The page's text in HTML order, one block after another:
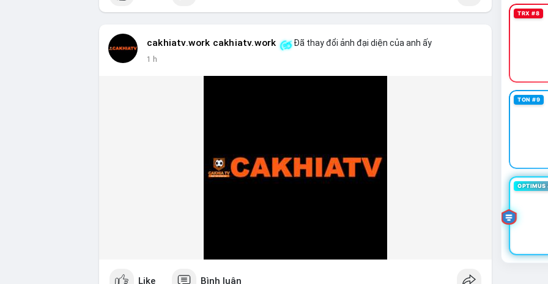
cakhiatv.work cakhiatv.work Đã thay đổi ảnh đại diện của anh ấy
1 h
Like Bình luận
TRX #8
TON #9
OPTIMUS